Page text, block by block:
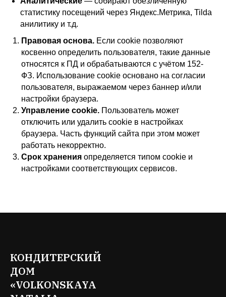
статистику посещений через Яндекс.Метрика, Tilda
анилитику и т.д.
Правовая основа. Если cookie позволяют
косвенно определить пользователя, такие данные
относятся к ПД и обрабатываются с учётом 152-
ФЗ. Использование cookie основано на согласии
пользователя, выражаемом через баннер и/или
настройки браузера.
Управление cookie. Пользователь может
отключить или удалить cookie в настройках
браузера. Часть функций сайта при этом может
работать некорректно.
Срок хранения определяется типом cookie и
настройками соответствующих сервисов.
КОНДИТЕРСКИЙ
ДОМ
«VOLKONSKAYA